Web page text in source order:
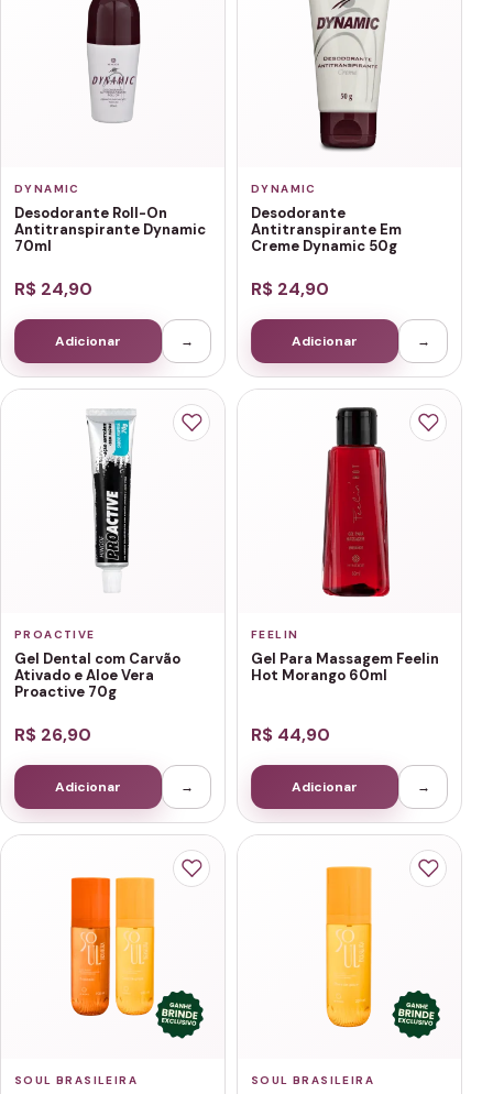
DYNAMIC
Desodorante Roll-On
Antitranspirante Dynamic
70ml
R$ 24,90
Adicionar →
DYNAMIC
Desodorante
Antitranspirante Em
Creme Dynamic 50g
R$ 24,90
Adicionar →
PROACTIVE
Gel Dental com Carvão
Ativado e Aloe Vera
Proactive 70g
R$ 26,90
Adicionar →
FEELIN
Gel Para Massagem Feelin
Hot Morango 60ml
R$ 44,90
Adicionar →
SOUL BRASILEIRA SOUL BRASILEIRA